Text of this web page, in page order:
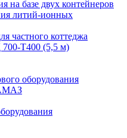
на базе двух контейнеров
литий-ионных
частного коттеджа
Т400 (5,5 м)
оборудования